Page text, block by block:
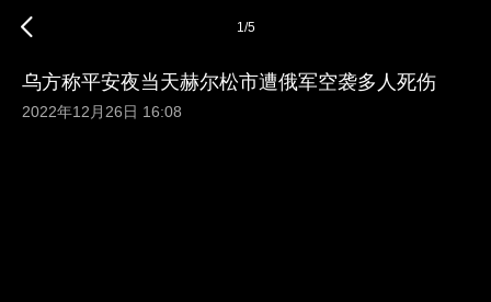
1/5
乌方称平安夜当天赫尔松市遭俄军空袭多人死伤
2022年12月26日 16:08